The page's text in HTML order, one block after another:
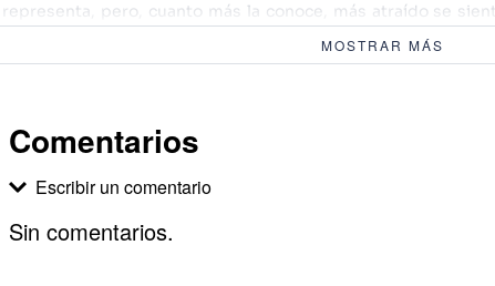
representa, pero, cuanto más la conoce, más atraído se
peligroso baile en el que cualquier paso en falso podría ser
Rune es la villana a la que lleva dos años persiguiendo?
MOSTRAR MÁS
Comentarios
Escribir un comentario
Sin comentarios.